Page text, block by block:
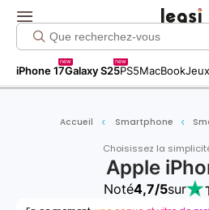
iPhone 17
new
Galaxy S25
new
PS5MacBook
Accueil Smartphone
Choisissez la
Apple
Noté4,7/5sur